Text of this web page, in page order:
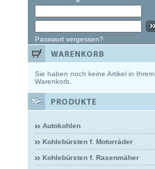
Passwort vergessen?
Sie haben noch keine Artikel in Ihrem
Warenkorb.
Autokohlen
Kohlebürsten f. Motorräder
Kohlebürsten f. Rasenmäher